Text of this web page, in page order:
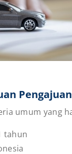
umum yang
tahun